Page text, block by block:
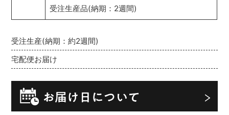
受注生産(納期：約2週間)
宅配便お届け
受注生産品(納期：2週間)